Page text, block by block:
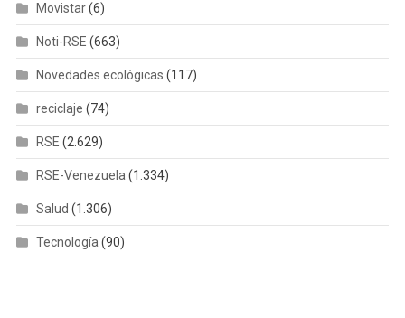
Movistar(6)
Noti-RSE (663)
Novedades ecológicas (117)
reciclaje (74)
RSE (2.629)
RSE-Venezuela (1.334)
Salud (1.306)
Tecnología (90)